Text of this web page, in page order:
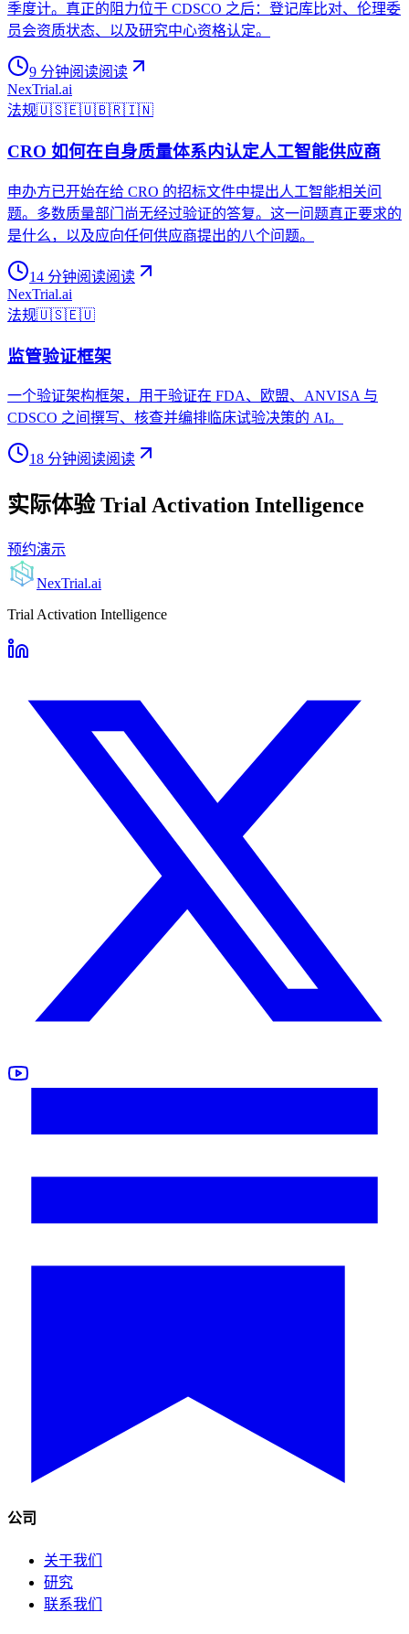
季度计。真正的阻力位于 CDSCO 之后：登记库比对、伦理委
员会资质状态、以及研究中心资格认定。
9 分钟阅读阅读
NexTrial.ai
法规🇺🇸🇪🇺🇧🇷🇮🇳
CRO 如何在自身质量体系内认定人工智能供应商
申办方已开始在给 CRO 的招标文件中提出人工智能相关问
题。多数质量部门尚无经过验证的答复。这一问题真正要求的
是什么，以及应向任何供应商提出的八个问题。
14 分钟阅读阅读
NexTrial.ai
法规🇺🇸🇪🇺
监管验证框架
一个验证架构框架，用于验证在 FDA、欧盟、ANVISA 与
CDSCO 之间撰写、核查并编排临床试验决策的 AI。
18 分钟阅读阅读
实际体验 Trial Activation Intelligence
预约演示
NexTrial.ai
Trial Activation Intelligence
公司
关于我们
研究
联系我们